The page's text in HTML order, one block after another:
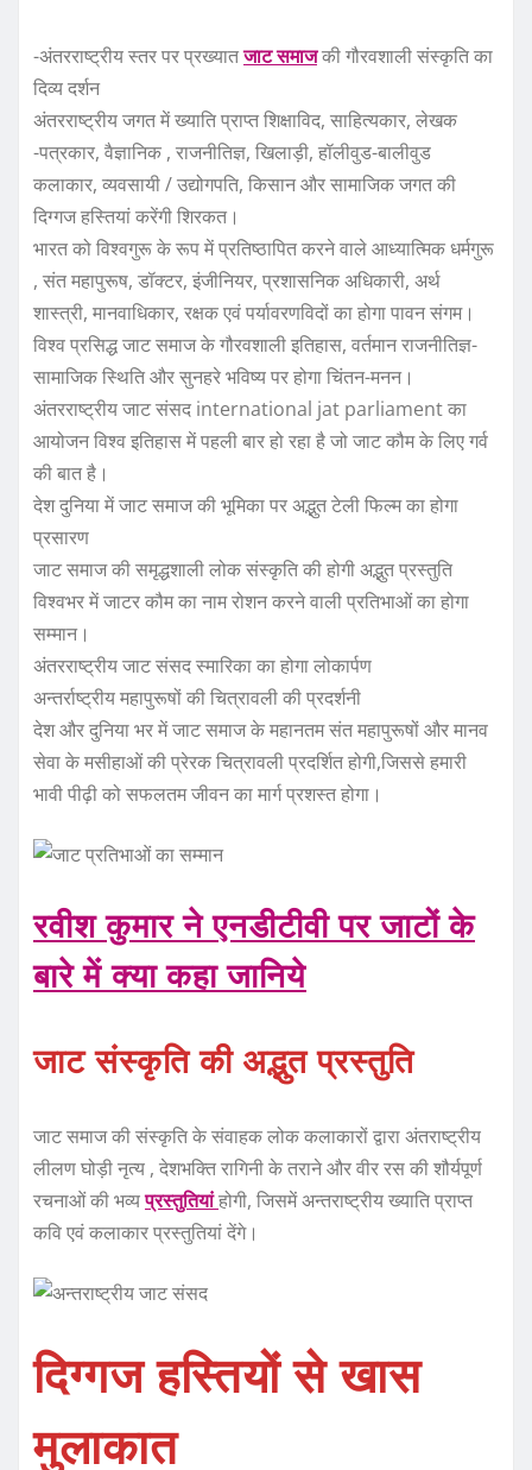
-अंतरराष्ट्रीय स्तर पर प्रख्यातजाट समाजकी गौरवशाली संस्कृति का
दिव्य दर्शन
अंतरराष्ट्रीय जगत में ख्याति प्राप्त शिक्षाविद, साहित्यकार, लेखक
-पत्रकार, वैज्ञानिक , राजनीतिज्ञ, खिलाड़ी, हॉलीवुड-बालीवुड
कलाकार, व्यवसायी / उद्योगपति, किसान और सामाजिक जगत की
दिग्गज हस्तियां करेंगी शिरकत।
भारत को विश्वगुरू के रूप में प्रतिष्ठापित करने वाले आध्यात्मिक धर्मगुरू
, संत महापुरूष, डॉक्टर, इंजीनियर, प्रशासनिक अधिकारी, अर्थ
शास्त्री, मानवाधिकार, रक्षक एवं पर्यावरणविदों का होगा पावन संगम।
विश्व प्रसिद्ध जाट समाज के गौरवशाली इतिहास, वर्तमान राजनीतिज्ञ-
सामाजिक स्थिति और सुनहरे भविष्य पर होगा चिंतन-मनन।
अंतरराष्ट्रीय जाट संसद international jat parliament का
आयोजन विश्व इतिहास में पहली बार हो रहा है जो जाट कौम के लिए गर्व
की बात है।
देश दुनिया में जाट समाज की भूमिका पर अद्भुत टेली फिल्म का होगा
प्रसारण
जाट समाज की समृद्धशाली लोक संस्कृति की होगी अद्भुत प्रस्तुति
विश्वभर में जाटर कौम का नाम रोशन करने वाली प्रतिभाओं का होगा
सम्मान।
अंतरराष्ट्रीय जाट संसद स्मारिका का होगा लोकार्पण
अन्तर्राष्ट्रीय महापुरूषों की चित्रावली की प्रदर्शनी
देश और दुनिया भर में जाट समाज के महानतम संत महापुरूषों और मानव
सेवा के मसीहाओं की प्रेरक चित्रावली प्रदर्शित होगी,जिससे हमारी
भावी पीढ़ी को सफलतम जीवन का मार्ग प्रशस्त होगा।
रवीश कुमार ने एनडीटीवी पर जाटों के
बारे में क्‍या कहा जानिये
जाट संस्कृति की अद्भुत प्रस्तुति
जाट समाज की संस्कृति के संवाहक लोक कलाकारों द्वारा अंतराष्ट्रीय
लीलण घोड़ी नृत्य , देशभक्ति रागिनी के तराने और वीर रस की शौर्यपूर्ण
रचनाओं की भव्यप्रस्तुतियांहोगी, जिसमें अन्तराष्ट्रीय ख्याति प्राप्त
कवि एवं कलाकार प्रस्तुतियां देंगे।
दिग्गज हस्तियों से खास
मुलाकात